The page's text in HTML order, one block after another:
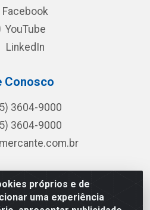
próprios e de
uma experiência
Facebook
YouTube
LinkedIn
Conosco
3604-9000
3604-9000
- Rua Mercante, 699 - Aviário,
- CEP 44.096-218 - CNPJ